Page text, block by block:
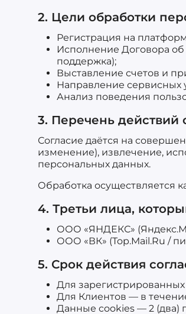
2. Цели обработки
Регистрация на
Исполнение Договора об
поддержка);
Выставление счетов и
Направление сервисных
Анализ поведения
3. Перечень
Согласие даётся на
изменение), извлечение,
персональных данных.
Обработка осуществляется
4. Третьи лица,
ООО «ЯНДЕКС»
ООО «ВК» (Top.Mail.Ru /
5. Срок действия
Для
Для Клиентов — в
Данные cookies — 2 (два)